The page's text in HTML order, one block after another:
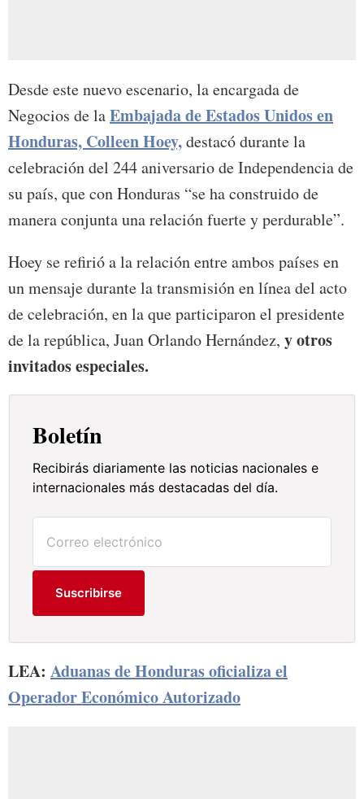
Desde este nuevo escenario, la encargada de
Negocios de laEmbajada de Estados Unidos en
Honduras, Colleen Hoey,destacó durante la
celebración del 244 aniversario de Independencia de
su país, que con Honduras “se ha construido de
manera conjunta una relación fuerte y perdurable”.
Hoey se refirió a la relación entre ambos países en
un mensaje durante la transmisión en línea del acto
de celebración, en la que participaron el presidente
de la república, Juan Orlando Hernández, y otros
invitados especiales.
Boletín
Recibirás diariamente las noticias nacionales e
internacionales más destacadas del día.
Suscribirse
LEA: Aduanas de Honduras oficializa el
Operador Económico Autorizado